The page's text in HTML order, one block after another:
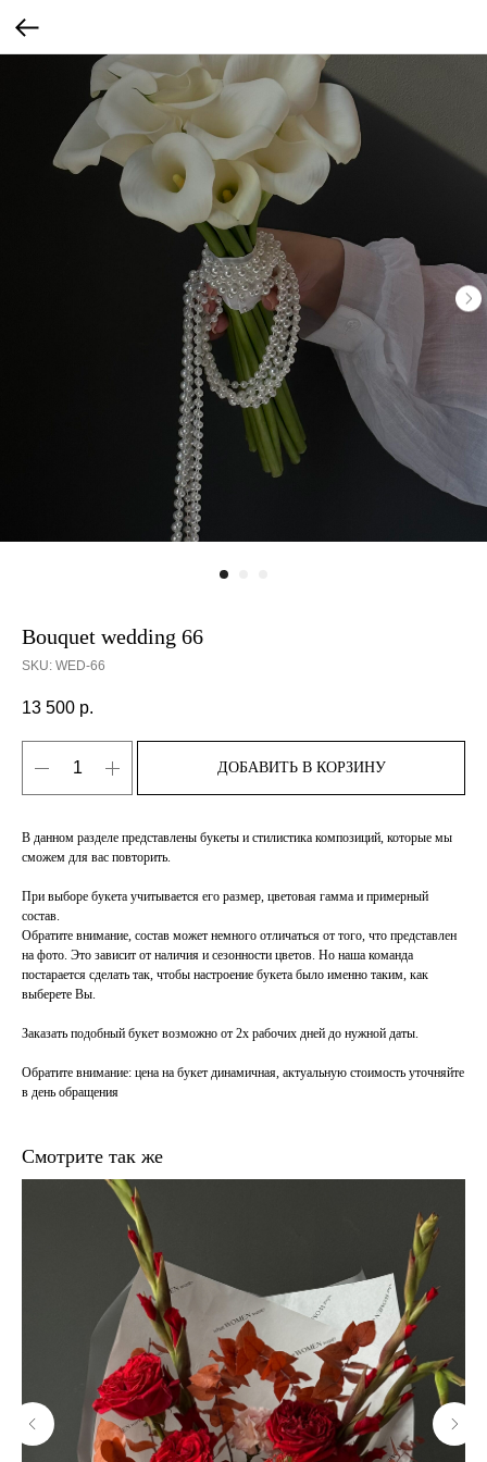
Bouquet wedding 66
SKU: WED-66
13 500 р.
ДОБАВИТЬ В КОРЗИНУ
В данном разделе представлены букеты и стилистика композиций, которые мы
сможем для вас повторить.
При выборе букета учитывается его размер, цветовая гамма и примерный
состав.
Обратите внимание, состав может немного отличаться от того, что представлен
на фото. Это зависит от наличия и сезонности цветов. Но наша команда
постарается сделать так, чтобы настроение букета было именно таким, как
выберете Вы.
Заказать подобный букет возможно от 2х рабочих дней до нужной даты.
Обратите внимание: цена на букет динамичная, актуальную стоимость уточняйте
в день обращения
Смотрите так же